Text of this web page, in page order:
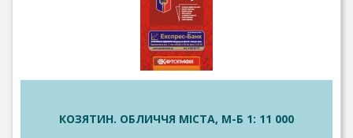
КОЗЯТИН. ОБЛИЧЧЯ МІСТА, М-Б 1: 11 000